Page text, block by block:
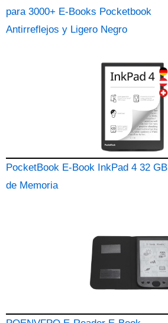
para 3000+ E-Books Pocketbook
Antirreflejos y Ligero Negro
PocketBook E-Book InkPad 4 32 GB
de Memoria